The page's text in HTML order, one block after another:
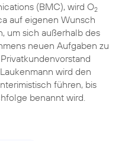
(BMC), wird O2
auf eigenen Wunsch
um sich außerhalb des
neuen Aufgaben zu
wird den
führen, bis
benannt wird.